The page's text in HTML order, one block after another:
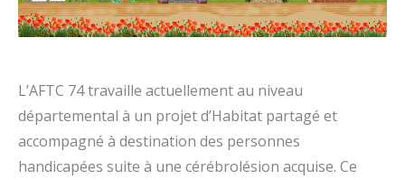
L’AFTC 74 travaille actuellement au niveau
départemental à un projet d’Habitat partagé et
accompagné à destination des personnes
handicapées suite à une cérébrolésion acquise. Ce